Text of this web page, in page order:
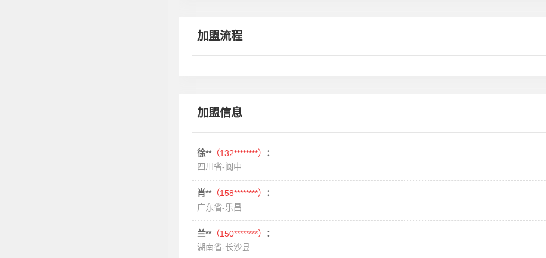
加盟流程
加盟信息
徐**（132********）
：
四川省-阆中
肖**（158********）
：
广东省-乐昌
兰**（150********）
：
湖南省-长沙县